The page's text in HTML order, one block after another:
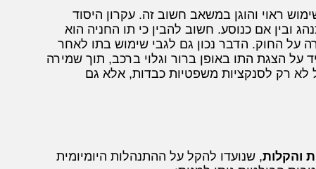
ראוי והוגן במשאב חשוב זה. עקרון היסוד
ובין אם כנוסע. חשוב להבין כי תו החניה הוא
על החוק. הדבר נכון גם לגבי שימוש בתו לאחר
על הצגת התו באופן ברור וגלוי ברכב, תוך שמירה
לא רק לסנקציות משפטיות כבדות, אלא גם
והקלות, שנועדו להקל על ההתנהלות היומיומית